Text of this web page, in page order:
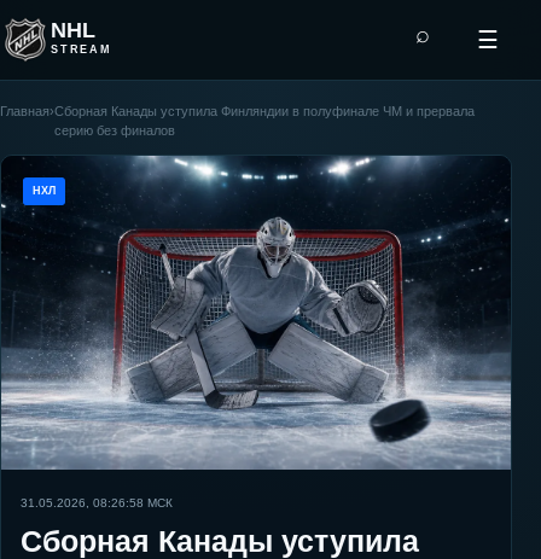
NHL
STREAM
⌕ ☰
Главная›Сборная Канады уступила Финляндии в полуфинале ЧМ и прервала
серию без финалов
НХЛ
31.05.2026, 08:26:58 МСК
Сборная Канады уступила